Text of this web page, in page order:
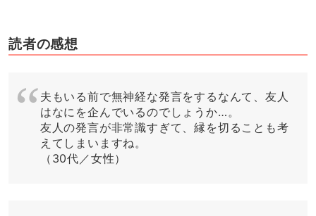
読者の感想
夫もいる前で無神経な発言をするなんて、友人
はなにを企んでいるのでしょうか…。
友人の発言が非常識すぎて、縁を切ることも考
えてしまいますね。
（30代／女性）